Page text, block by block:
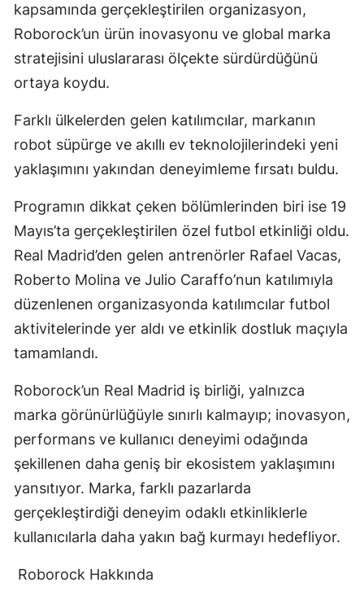
kapsamında gerçekleştirilen organizasyon,
Roborock’un ürün inovasyonu ve global marka
stratejisini uluslararası ölçekte sürdürdüğünü
ortaya koydu.
Farklı ülkelerden gelen katılımcılar, markanın
robot süpürge ve akıllı ev teknolojilerindeki yeni
yaklaşımını yakından deneyimleme fırsatı buldu.
Programın dikkat çeken bölümlerinden biri ise 19
Mayıs’ta gerçekleştirilen özel futbol etkinliği oldu.
Real Madrid’den gelen antrenörler Rafael Vacas,
Roberto Molina ve Julio Caraffo’nun katılımıyla
düzenlenen organizasyonda katılımcılar futbol
aktivitelerinde yer aldı ve etkinlik dostluk maçıyla
tamamlandı.
Roborock’un Real Madrid iş birliği, yalnızca
marka görünürlüğüyle sınırlı kalmayıp; inovasyon,
performans ve kullanıcı deneyimi odağında
şekillenen daha geniş bir ekosistem yaklaşımını
yansıtıyor. Marka, farklı pazarlarda
gerçekleştirdiği deneyim odaklı etkinliklerle
kullanıcılarla daha yakın bağ kurmayı hedefliyor.
Roborock Hakkında